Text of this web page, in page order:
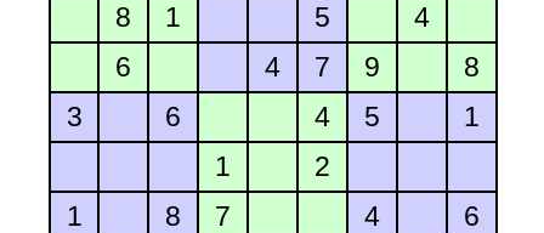
8
1 5
4
6
4 7 9
8
3
6 4 5
1
1
2
1
8 7 4
6